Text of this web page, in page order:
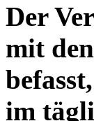
Der
mit
im